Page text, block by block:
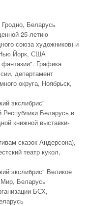
Гродно, Беларусь
25-летию
союза художников) и
Йорк, США
Графика
департамент
округа, Ноябрьск,
экслибрис"
Республики Беларусь в
книжной выставки-
сказок Андерсона),
театр кукол,
экслибрис" Великое
Беларусь
БСХ,